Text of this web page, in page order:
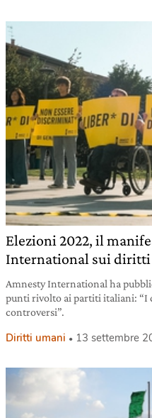
Elezioni 2022, il
International sui
Amnesty International ha
punti rivolto ai partiti italiani: “I
controversi”.
Diritti umani 13 settembre